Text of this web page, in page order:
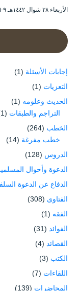
الأربعاء ۲۸ شوال ۱٤٤۲هـ ۹-٦-۲۰۲۱م
إجابات الأسئلة (1)
التعزيات (1)
الحديث وعلومه (1)
التراجم والطبقات (1)
الخطب (264)
خطب مفرغة (14)
الدروس (128)
الدعوة وأحوال
الدفاع عن الدعوة
الفتاوى (308)
الفقه (1)
الفوائد (31)
القصائد (4)
الكتب (3)
اللقاءات (7)
المحاضرات (139)